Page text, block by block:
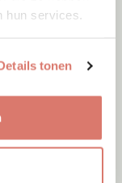
hun services.
tonen